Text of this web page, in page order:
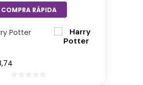
de uso:
na geladeira ou
podem danificar o
Potter
,74